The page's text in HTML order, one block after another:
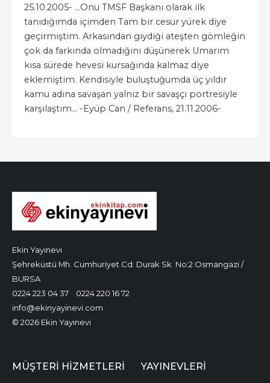
25.10.2005- ...Onu TMSF Başkanı olarak ilk
tanıdığımda içimden Tam bir cesur yürek diye
geçirmiştim. Arkasından giydiği ateşten gömleğin
çok da farkında olmadığını düşünerek Umarım
kısa sürede hevesi kursağında kalmaz diye
eklemiştim. Kendisiyle buluştuğumda üç yıldır
kamu adına savaşan yalnız bir savaşçı portresiyle
karşılaştım... -Eyüp Can / Referans, 21.11.2006-
Ekin Yayınevi
Şehreküstü Mh. Cumhuriyet Cd. Durak Sk. No:2 Osmangazi /
BURSA
0224 223 04 37
0224 220 16 72
info@ekinyayinevi.com
© 2026 Ekin Yayınevi
MÜŞTERI HIZMETLERI YAYINEVLERI